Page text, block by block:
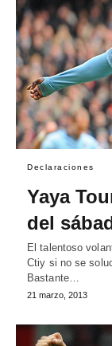
Declaraciones
Yaya
del
El talentoso
Ctiy si no se
Bastante…
21 marzo, 2013